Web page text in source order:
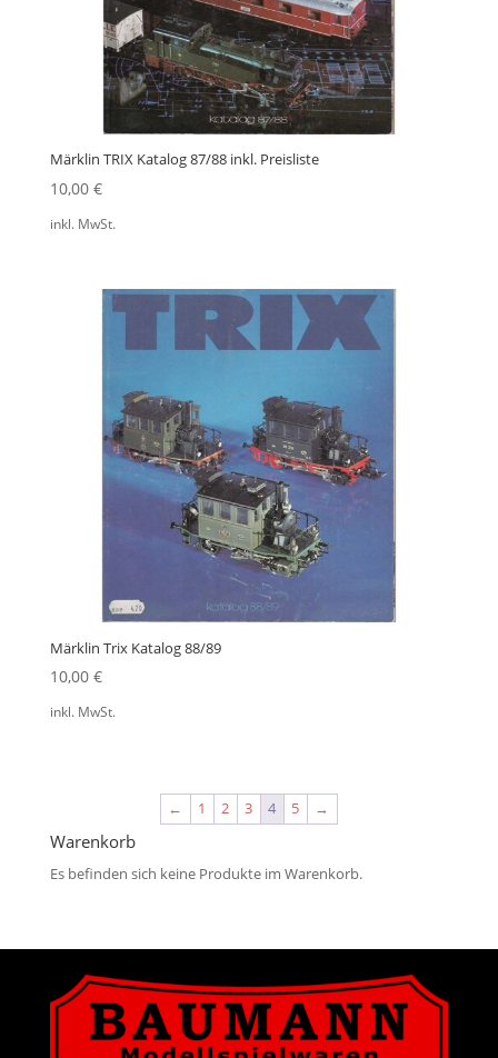
Märklin TRIX Katalog 87/88 inkl. Preisliste
10,00 €
inkl. MwSt.
Märklin Trix Katalog 88/89
10,00 €
inkl. MwSt.
← 1 2 3 4 5 →
Warenkorb
Es befinden sich keine Produkte im Warenkorb.